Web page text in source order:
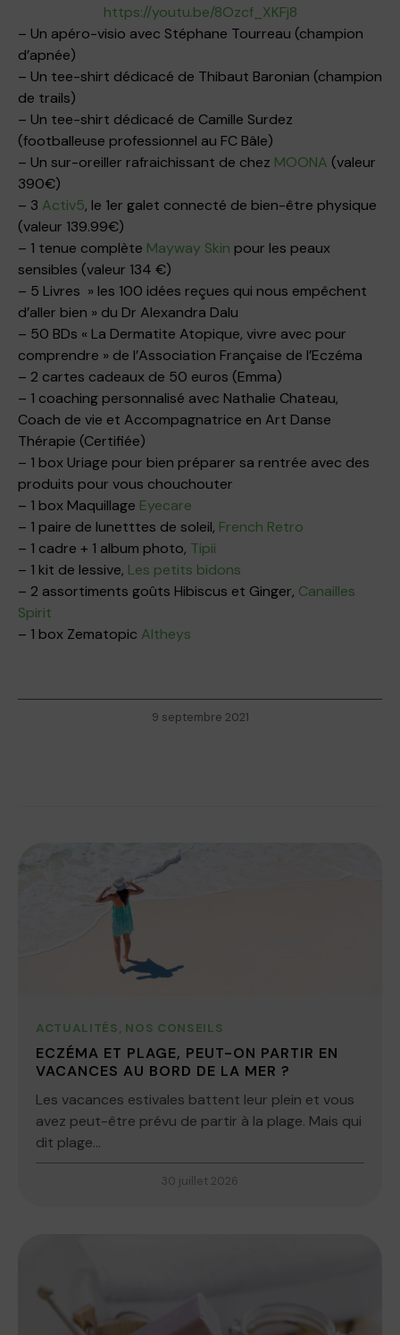
https://youtu.be/8Ozcf_XKFj8
– Un apéro-visio avec Stéphane Tourreau (champion
d’apnée)
– Un tee-shirt dédicacé de Thibaut Baronian (champion
de trails)
– Un tee-shirt dédicacé de Camille Surdez
(footballeuse professionnel au FC Bâle)
– Un sur-oreiller rafraichissant de chez MOONA (valeur
390€)
– 3 Activ5, le 1er galet connecté de bien-être physique
(valeur 139.99€)
– 1 tenue complète Mayway Skin pour les peaux
sensibles (valeur 134 €)
– 5 Livres » les 100 idées reçues qui nous empêchent
d’aller bien » du Dr Alexandra Dalu
– 50 BDs « La Dermatite Atopique, vivre avec pour
comprendre » de l’Association Française de l’Eczéma
– 2 cartes cadeaux de 50 euros (Emma)
– 1 coaching personnalisé avec Nathalie Chateau,
Coach de vie et Accompagnatrice en Art Danse
Thérapie (Certifiée)
– 1 box Uriage pour bien préparer sa rentrée avec des
produits pour vous chouchouter
– 1 box Maquillage Eyecare
– 1 paire de lunetttes de soleil, French Retro
– 1 cadre + 1 album photo, Tipii
– 1 kit de lessive, Les petits bidons
– 2 assortiments goûts Hibiscus et Ginger, Canailles
Spirit
– 1 box Zematopic Altheys
9 septembre 2021
ACTUALITÉS, NOS CONSEILS
ECZÉMA ET PLAGE, PEUT-ON PARTIR EN
VACANCES AU BORD DE LA MER ?
Les vacances estivales battent leur plein et vous
avez peut-être prévu de partir à la plage. Mais qui
dit plage...
30 juillet 2026